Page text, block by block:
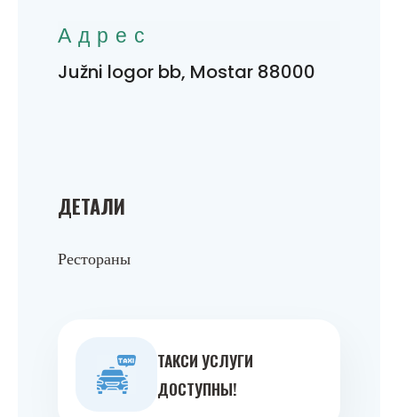
ДЕТАЛИ
Рестораны
ТАКСИ УСЛУГИ
ДОСТУПНЫ!
Адрес
Južni logor bb, Mostar 88000